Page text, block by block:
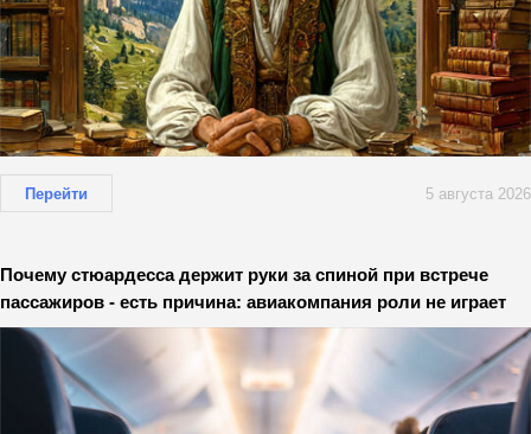
Перейти 5 августа 2026
Почему стюардесса держит руки за спиной при встрече
пассажиров - есть причина: авиакомпания роли не играет